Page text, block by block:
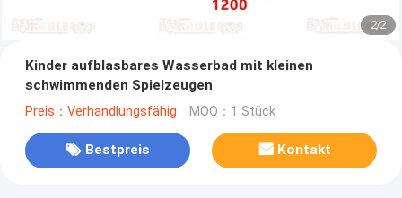
2/2
Kinder aufblasbares Wasserbad mit kleinen
schwimmenden Spielzeugen
Preis：Verhandlungsfähig MOQ：1 Stück
Bestpreis Kontakt